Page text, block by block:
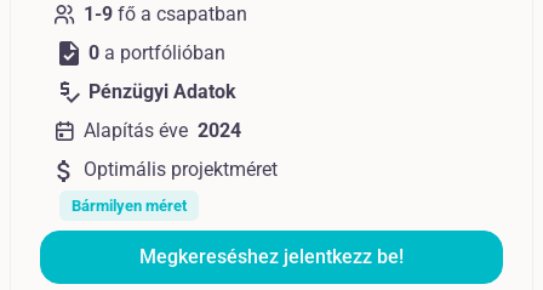
1-9 fő a csapatban
task 0 a portfólióban
price_check Pénzügyi Adatok
Alapítás éve 2024
attach_money Optimális projektméret
Bármilyen méret
Megkereséshez jelentkezz be!